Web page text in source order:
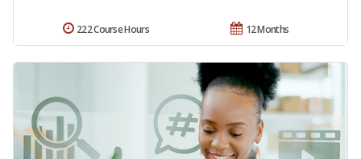
12 Months
222 Course Hours